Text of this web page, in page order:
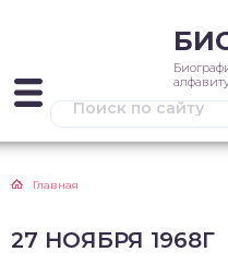
Главная
27 НОЯБРЯ 1968Г